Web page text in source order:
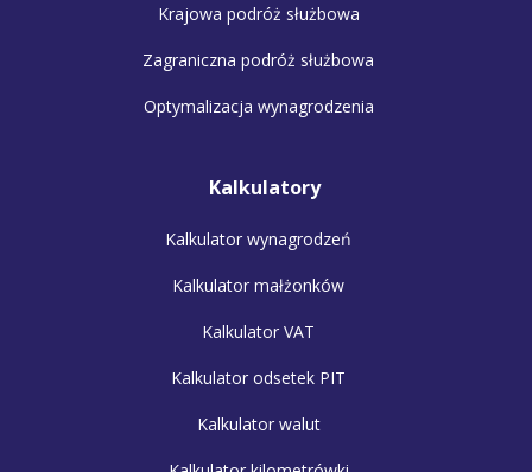
Krajowa podróż służbowa
Zagraniczna podróż służbowa
Optymalizacja wynagrodzenia
Kalkulatory
Kalkulator wynagrodzeń
Kalkulator małżonków
Kalkulator VAT
Kalkulator odsetek PIT
Kalkulator walut